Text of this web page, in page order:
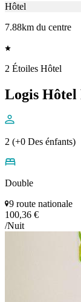
Hôtel
7.88km du centre
2 Étoiles Hôtel
Logis Hôtel
2 (+0 Des énfants)
Double
9 route nationale
100,36 €
/Nuit